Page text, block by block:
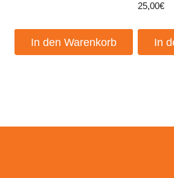
In den Warenkorb
25,00€
In